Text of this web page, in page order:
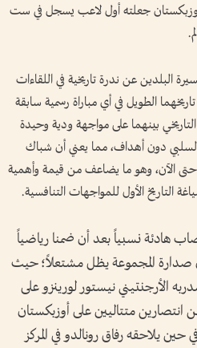
أوزبكستان جعلته أول لاعب يسجل في ست
البلدين عن ندرة تاريخية في اللقاءات
الطويل في أي مباراة رسمية سابقة
بينهما على مواجهة ودية وحيدة
السلبي دون أهداف، مما يعني أن شباك
الآن، وهو ما يضاعف من قيمة وأهمية
التاريخ الأول للمواجهات التنافسية.
هادئة نسبياً بعد أن ضمنا رياضياً
بيد أن رهان صدارة المجموعة يظل مشتعلاً؛ حيث
الأرجنتيني نيستور لورينزو على
متتاليين على أوزبكستان
حين يلاحقه رفاق رونالدو في المركز